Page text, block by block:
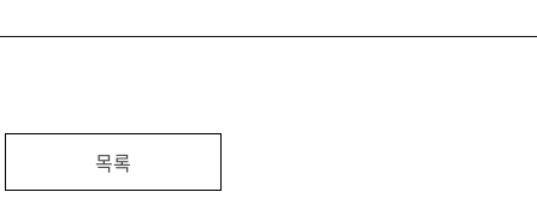
목록